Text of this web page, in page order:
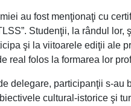
au fost menţionaţi cu
Studenţii, la rândul
şi la viitoarele ediţii ale
real folos la formarea lor
delegare, participanţii s-
cultural-istorice şi